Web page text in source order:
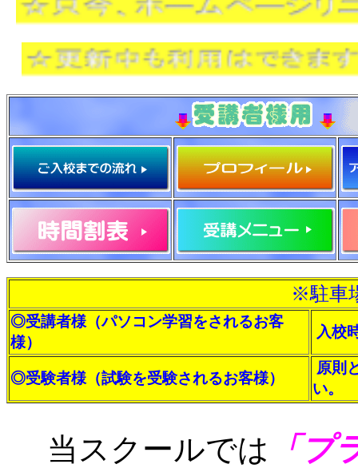
※駐車
◎受講者様（パソコン学習をされるお客
様）
入校
◎受験者様（試験を受験されるお客様）
原則
い。
当スクールでは
「